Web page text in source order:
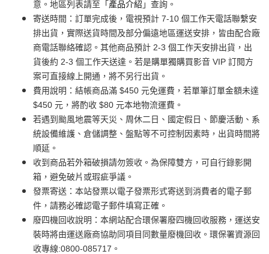
意。地區列表請至「 產品介紹 」查詢。
寄送時間：訂單完成後，電視預計 7-10 個工作天電話聯繫安
排出貨，實際送貨時間及部分偏遠地區運送安排，皆由配合廠
商電話聯絡確認。其他商品預計 2-3 個工作天安排出貨，出
貨後約 2-3 個工作天送達。若是購單獨購買影音 VIP 訂閱方
案可直接線上開通，將不另行出貨。
費用說明：結帳商品滿 $450 元免運費，若單筆訂單金額未達
$450 元，將酌收 $80 元本地物流運費。
若遇到颱風地震等天災、周休二日、國定假日、節慶活動、系
統設備維護、倉儲調整、盤點等不可控制因素時，出貨時間將
順延。
收到商品若外箱破損請勿簽收。為保障雙方，可自行錄影開
箱，避免破片或瑕疵爭議。
發票寄送：本站發票以電子發票形式寄送到消費者的電子郵
件，請務必確認電子郵件填寫正確。
廢四機回收說明：本網站配合環保署廢四機回收服務，運送安
裝時將由運送廠商協助同項目同數量廢機回收。環保署資源回
收專線:0800-085717。